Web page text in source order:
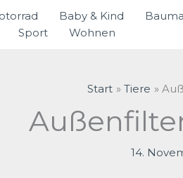
Baby & Kind
Sport Wohnen
Start Tiere
14.